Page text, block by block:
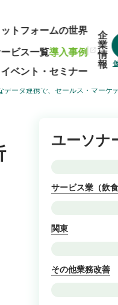
トフォームの世界
ビス一覧導入事例
イベント・セミナー
企
業
情
報
データ連携で、セールス・マーケ
ユーソナ
サービス業（飲
関東
その他業務改善